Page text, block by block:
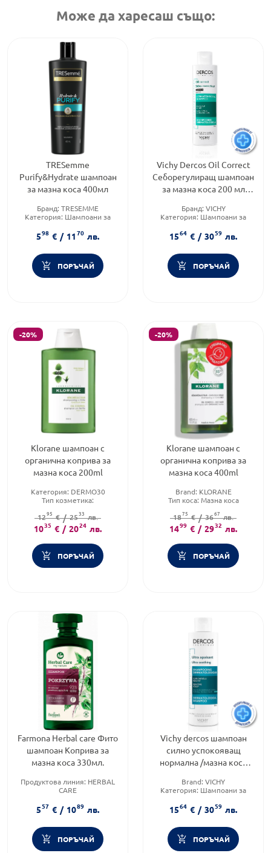
Може да харесаш също:
TRESemme
Purify&Hydrate шампоан
за мазна коса 400мл
Бранд: TRESEMME
Категория: Шампоани за
Форма на продукта: шампоан
598 € / 1170 лв.
ПОРЪЧАЙ
Vichy Dercos Oil Correct
Себорегулиращ шампоан
за мазна коса 200 мл
Бранд: VICHY
Категория: Шампоани за
Тип козметика:
Дермокозметика
1564 € / 3059 лв.
ПОРЪЧАЙ
-20%
Klorane шампоан с
органична коприва за
мазна коса 200ml
Категория: DERMO30
Тип козметика:
Тип коса:Мазна коса
1295 € / 2533 лв.
1035 € / 2024 лв.
ПОРЪЧАЙ
-20%
Klorane шампоан с
органична коприва за
мазна коса 400ml
Brand: KLORANE
Тип коса: Мазна коса
1875 € / 3667 лв.
1499 € / 2932 лв.
ПОРЪЧАЙ
Farmona Herbal care Фито
шампоан Коприва за
мазна коса 330мл.
Продуктова линия: HERBAL
CARE
Форма на продукта:ликуид
557 € / 1089 лв.
ПОРЪЧАЙ
Vichy dercos шампоан
силно успокояващ
нормална /мазна коса
Brand: VICHY
Категория: Шампоани за
Тип козметика:
Дермокозметика
1564 € / 3059 лв.
ПОРЪЧАЙ